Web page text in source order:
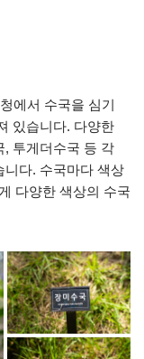
에서 수국을 심기
있습니다. 다양한
, 투게더수국 등 각
니다. 수국마다 색상
다양한 색상의 수국